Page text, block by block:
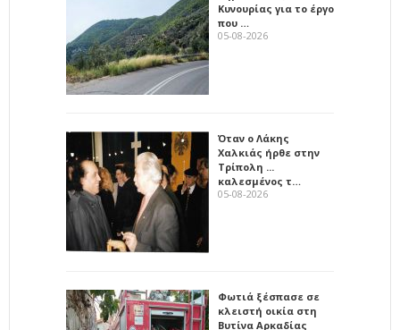
Κυνουρίας για το έργο
που …
05-08-2026
Όταν ο Λάκης
Χαλκιάς ήρθε στην
Τρίπολη ...
καλεσμένος τ…
05-08-2026
Φωτιά ξέσπασε σε
κλειστή οικία στη
Βυτίνα Αρκαδίας